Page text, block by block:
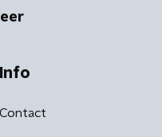
Info
Contact